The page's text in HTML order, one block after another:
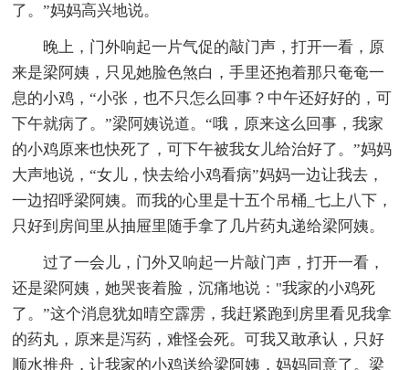
了。”妈妈高兴地说。
晚上，门外响起一片气促的敲门声，打开一看，原
来是梁阿姨，只见她脸色煞白，手里还抱着那只奄奄一
息的小鸡，“小张，也不只怎么回事？中午还好好的，可
下午就病了。”梁阿姨说道。“哦，原来这么回事，我家
的小鸡原来也快死了，可下午被我女儿给治好了。”妈妈
大声地说，“女儿，快去给小鸡看病”妈妈一边让我去，
一边招呼梁阿姨。而我的心里是十五个吊桶_七上八下，
只好到房间里从抽屉里随手拿了几片药丸递给梁阿姨。
过了一会儿，门外又响起一片敲门声，打开一看，
还是梁阿姨，她哭丧着脸，沉痛地说："我家的小鸡死
了。”这个消息犹如晴空霹雳，我赶紧跑到房里看见我拿
的药丸，原来是泻药，难怪会死。可我又敢承认，只好
顺水推舟，让我家的小鸡送给梁阿姨，妈妈同意了。梁